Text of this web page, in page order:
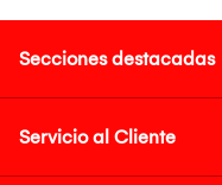
Secciones destacadas
Servicio al Cliente